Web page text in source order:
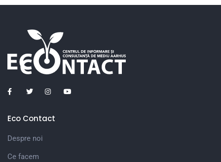
Eco Contact
Despre noi
Ce facem